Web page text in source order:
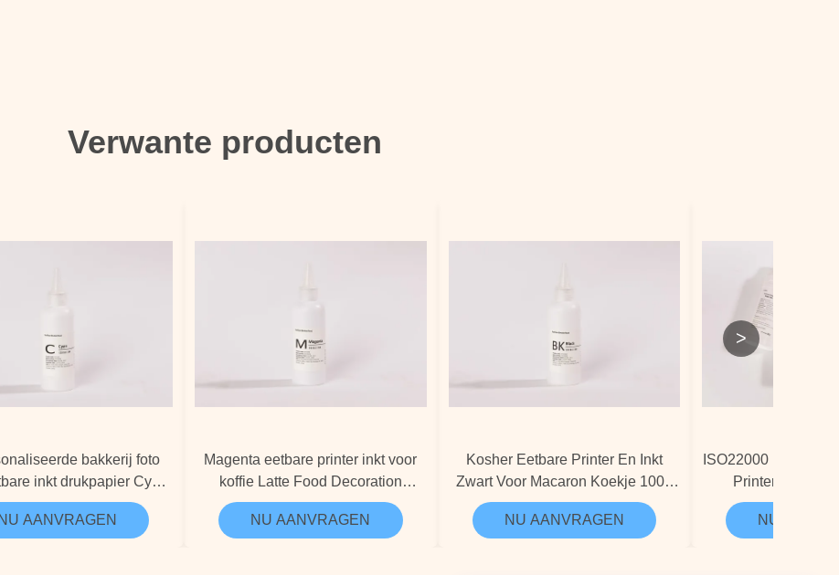
Verwante producten
bakkerij foto
inkt drukpapier Cyan
Geel Zwart Kleur
NU AANVRAGEN
Magenta eetbare printer inkt voor
koffie Latte Food Decoration
Customized
NU AANVRAGEN
Kosher Eetbare Printer En Inkt
Zwart Voor Macaron Koekje 100g
OEM
NU AANVRAGEN
ISO22000 Bulk
Printerinkt Niet
NU
>